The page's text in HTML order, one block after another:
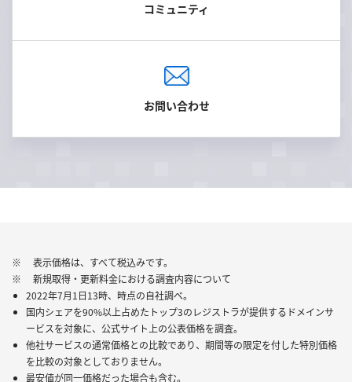
コミュニティ
お問い合わせ
※ 表示価格は、すべて税込みです。
※ 新規取得・更新料金における調査内容について
2022年7月1日13時、時点の自社調べ。
国内シェアを90%以上占めたトップ3のレジストラが提供するドメインサ
ービスを対象に、公式サイト上の公表価格を調査。
他社サービスの通常価格との比較であり、期間等の限定を付した特別価格
を比較の対象としておりません。
最安値が同一価格だった場合も含む。